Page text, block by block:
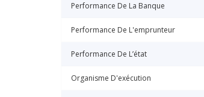
Performance De La Banque
Performance De L'emprunteur
Performance De L’état
Organisme D'exécution